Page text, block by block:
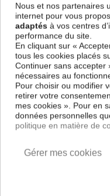
l'environnement, vous
sans avoir à l'encadrer.
Le Tableau Abstrait Black
et 100 % sûr, parfait même
des enfants.
Notre large choix de
moyen simple et pas cher
intérieurs, il y en a pour tous
Descriptif technique
Matériaux
Nous et nos partenaires
internet pour vous
adaptés à vos centres
performance du site.
En cliquant sur «
tous les cookies placés
Continuer sans accepter
nécessaires au
Pour choisir ou modifier
retirer votre
mes cookies ». Pour en
données personnelles
politique en matière de
Gérer mes cookies